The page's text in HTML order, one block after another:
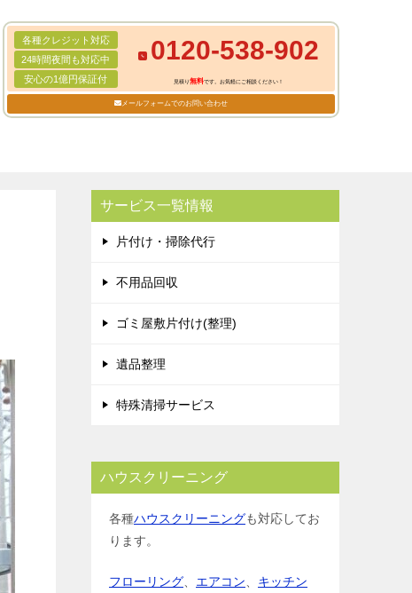
各種クレジット対応
24時間夜間も対応中
安心の1億円保証付
0120-538-902
見積り無料です。お気軽にご相談ください！
メールフォームでのお問い合わせ
サービス一覧情報
片付け・掃除代行
不用品回収
ゴミ屋敷片付け(整理)
遺品整理
特殊清掃サービス
ハウスクリーニング
各種ハウスクリーニングも対応してお
ります。
フローリング エアコン
キッチン